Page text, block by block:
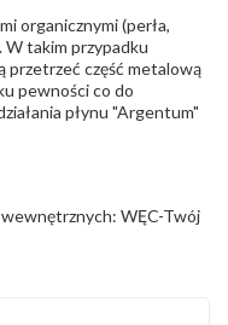
organicznymi (perła,
takim przypadku
przetrzeć część metalową
pewności co do
płynu "Argentum"
WĘC-Twój